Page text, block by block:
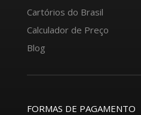
Cartórios do Brasil
Calculador de Preço
Blog
FORMAS DE PAGAMENTO